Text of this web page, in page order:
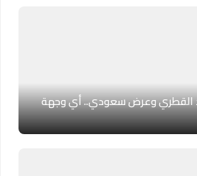
القطري وعرض سعودي.. أي وجهة